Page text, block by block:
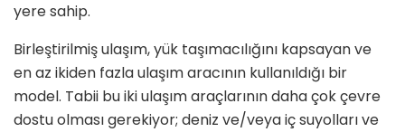
yere sahip.
Birleştirilmiş ulaşım, yük taşımacılığını kapsayan ve
en az ikiden fazla ulaşım aracının kullanıldığı bir
model. Tabii bu iki ulaşım araçlarının daha çok çevre
dostu olması gerekiyor; deniz ve/veya iç suyolları ve